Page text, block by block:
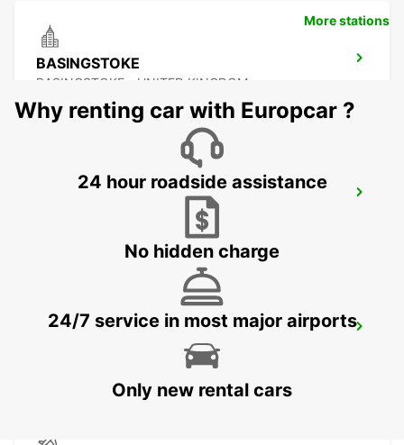
BASINGSTOKE
BASINGSTOKE - UNITED KINGDOM
NORTHAMPTON - UNITED KINGDOM
WATFORD
WATFORD - UNITED KINGDOM
More stations
Why renting car with Europcar ?
24 hour roadside assistance
No hidden charge
24/7 service in most major airports
Only new rental cars